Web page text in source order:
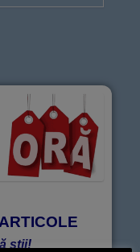
știi!